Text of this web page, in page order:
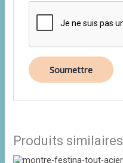
Produits similaires